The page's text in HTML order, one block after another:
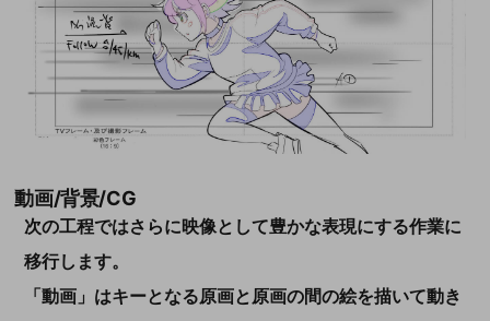
動画/背景/CG
次の工程ではさらに映像として豊かな表現にする作業に
移行します。
「動画」はキーとなる原画と原画の間の絵を描いて動き